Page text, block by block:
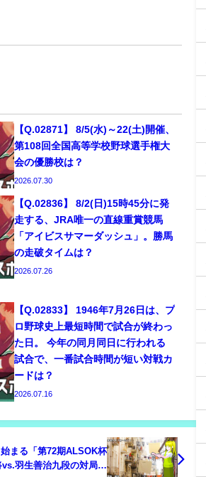
【Q.02871】 8/5(水)～22(土)開催、
第108回全国高等学校野球選手権大
会の優勝校は？
2026.07.30
【Q.02836】 8/2(日)15時45分に発
走する、JRA唯一の直線重賞競馬
「アイビスサマーダッシュ」。勝馬
の走破タイムは？
2026.07.26
【Q.02833】 1946年7月26日は、プ
ロ野球史上最短時間で試合が終わっ
た日。 今年の同月同日に行われる
試合で、一番試合時間が短い対戦カ
ードは？
2026.07.16
始まる「第72期ALSOK杯
羽生善治九段の対局結